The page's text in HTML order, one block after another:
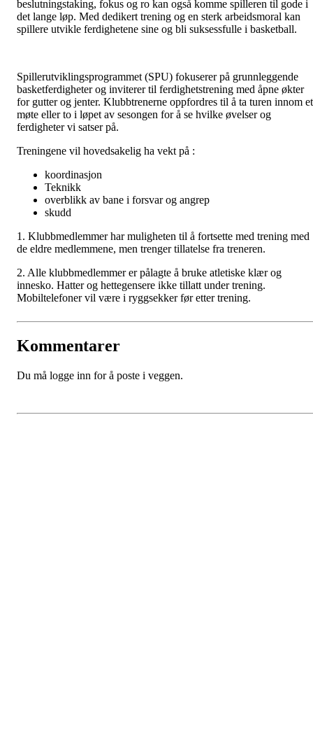
beslutningstaking, fokus og ro kan også komme spilleren til gode i
det lange løp. Med dedikert trening og en sterk arbeidsmoral kan
spillere utvikle ferdighetene sine og bli suksessfulle i basketball.
Spillerutviklingsprogrammet (SPU) fokuserer på grunnleggende
basketferdigheter og inviterer til ferdighetstrening med åpne økter
for gutter og jenter. Klubbtrenerne oppfordres til å ta turen innom et
møte eller to i løpet av sesongen for å se hvilke øvelser og
ferdigheter vi satser på.
Treningene vil hovedsakelig ha vekt på :
koordinasjon
Teknikk
overblikk av bane i forsvar og angrep
skudd
1. Klubbmedlemmer har muligheten til å fortsette med trening med
de eldre medlemmene, men trenger tillatelse fra treneren.
2. Alle klubbmedlemmer er pålagte å bruke atletiske klær og
innesko. Hatter og hettegensere ikke tillatt under trening.
Mobiltelefoner vil være i ryggsekker før etter trening.
Kommentarer
Du må logge inn for å poste i veggen.